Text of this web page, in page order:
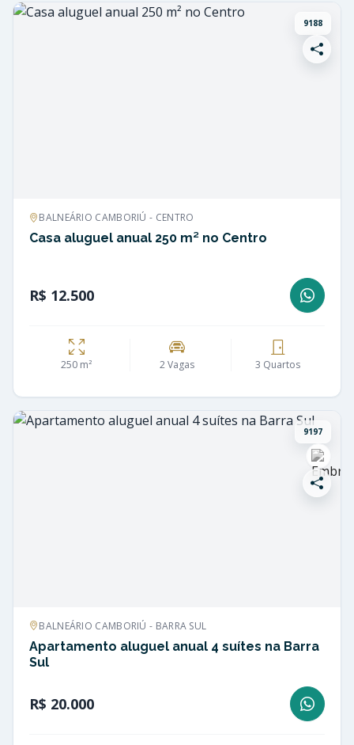
9188
BALNEÁRIO CAMBORIÚ - CENTRO
Casa aluguel anual 250 m² no Centro
R$ 12.500
250 m² 2 Vagas 3 Quartos
9197
BALNEÁRIO CAMBORIÚ - BARRA SUL
Apartamento aluguel anual 4 suítes na Barra
Sul
R$ 20.000